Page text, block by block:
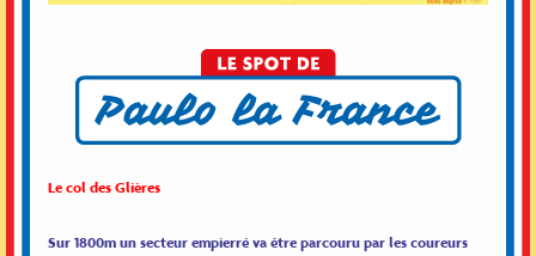
Le col des Glières
Sur 1800m un secteur empierré va être parcouru par les coureurs